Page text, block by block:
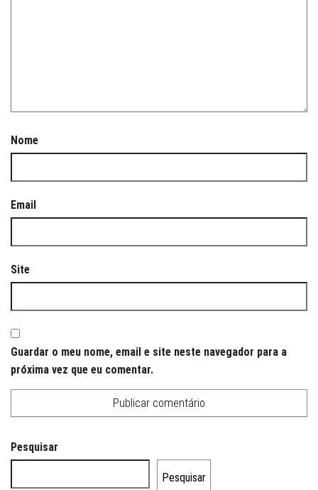
Nome
Email
Site
Guardar o meu nome, email e site neste navegador para a
próxima vez que eu comentar.
Pesquisar
Pesquisar